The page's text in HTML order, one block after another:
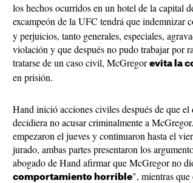
los hechos ocurridos en un hotel de la capital
excampeón de la UFC tendrá que indemnizar
y perjuicios, tanto generales, especiales,
violación y que después no pudo trabajar por
tratarse de un caso civil, McGregor evita la
en prisión.
Hand inició acciones civiles después de que
decidiera no acusar criminalmente a
empezaron el jueves y continuaron hasta el
jurado, ambas partes presentaron los
abogado de Hand afirmar que McGregor no
comportamiento horrible", mientras